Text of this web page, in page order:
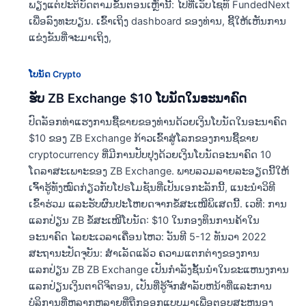
ພຽງແຕ່ປະຕິບັດຕາມຂັ້ນຕອນເຫຼົ່ານີ້: ໄປທີ່ເວັບໄຊທ໌ FundedNext
ເພື່ອລົງທະບຽນ. ເຂົ້າ​ເຖິງ dashboard ຂອງ​ທ່ານ​, ຊີ້​ໃຫ້​ເຫັນ​ການ​
ແຂ່ງ​ຂັນ​ທີ່​ຈະ​ມາ​ເຖິງ​,
ໂບນັດ Crypto
ຮັບ ZB Exchange $10 ໂບນັດໃນອະນາຄົດ
ປົດລັອກທ່າແຮງການຊື້ຂາຍຂອງທ່ານດ້ວຍເງິນໂບນັດໃນອະນາຄົດ
$10 ຂອງ ZB Exchange ກ້າວເຂົ້າສູ່ໂລກຂອງການຊື້ຂາຍ
cryptocurrency ທີ່ມີການປັບປຸງດ້ວຍເງິນໂບນັດອະນາຄົດ 10
ໂດລາສະເພາະຂອງ ZB Exchange. ພາບລວມລາຍລະອຽດນີ້ໃຫ້
ເຈົ້າຮູ້ທັງໝົດກ່ຽວກັບໂປຣໂມຊັນທີ່ເປັນເອກະລັກນີ້, ແນະນຳວິທີ
ເຂົ້າຮ່ວມ ແລະຮັບຜົນປະໂຫຍດຈາກຂໍ້ສະເໜີພິເສດນີ້. ເວທີ: ການ
ແລກປ່ຽນ ZB ຂໍ້ສະເໜີໂບນັດ: $10 ໃນກອງທຶນການຄ້າໃນ
ອະນາຄົດ ໄລຍະເວລາເຄື່ອນໄຫວ: ວັນທີ 5-12 ທັນວາ 2022
ສະຖານະປັດຈຸບັນ: ສຳເລັດແລ້ວ ຄວາມແຕກຕ່າງຂອງການ
ແລກປ່ຽນ ZB ZB Exchange ເປັນກໍາລັງຊັ້ນນໍາໃນຂະແຫນງການ
ແລກປ່ຽນເງິນຕາດິຈິຕອນ, ເປັນທີ່ຮູ້ຈັກສໍາລັບຫນ້າທີ່ແລະການ
ບໍລິການທີ່ຫລາກຫລາຍທີ່ຖືກອອກແບບມາເພື່ອຕອບສະຫນອງ